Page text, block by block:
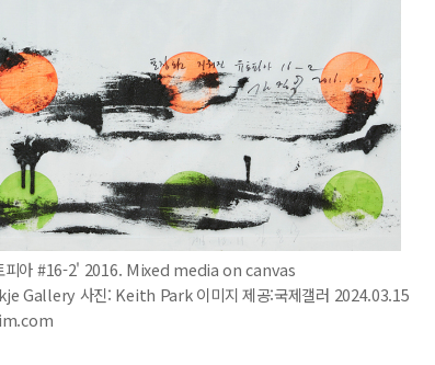
피아 #16-2' 2016. Mixed media on canvas
사진: Keith Park 이미지 제공:국제갤러 2024.03.15